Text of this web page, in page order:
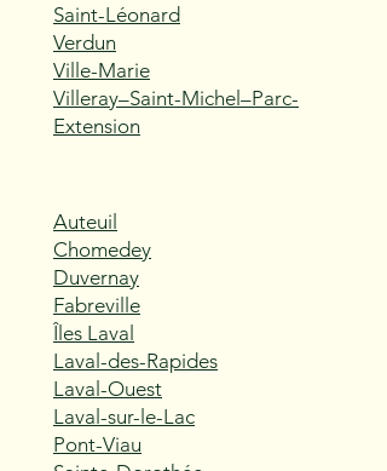
Saint-Léonard
Verdun
Ville-Marie
Villeray–Saint-Michel–Parc-
Extension
Auteuil
Chomedey
Duvernay
Fabreville
Îles Laval
Laval-des-Rapides
Laval-Ouest
Laval-sur-le-Lac
Pont-Viau